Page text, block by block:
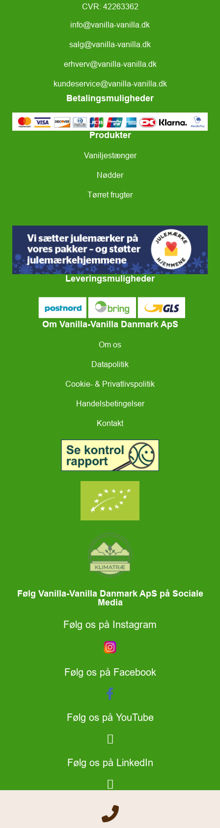
CVR: 42263362
info@vanilla-vanilla.dk
salg@vanilla-vanilla.dk
erhverv@vanilla-vanilla.dk
kundeservice@vanilla-vanilla.dk
Betalingsmuligheder
Produkter
Vaniljestænger
Nødder
Tørret frugter
Leveringsmuligheder
Om Vanilla-Vanilla Danmark ApS
Om os
Datapolitik
Cookie- & Privatlivspolitik
Handelsbetingelser
Kontakt
Følg Vanilla-Vanilla Danmark ApS på Sociale
Media
Følg os på Instagram
Følg os på Facebook
Følg os på YouTube
Følg os på LinkedIn